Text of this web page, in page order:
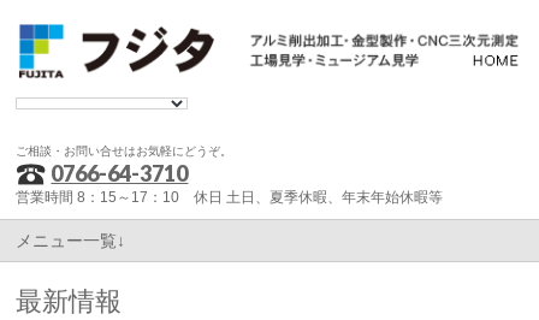
ご相談・お問い合せはお気軽にどうぞ。
0766-64-3710
営業時間 8：15～17：10 休日 土日、夏季休暇、年末年始休暇等
メニュー一覧↓
最新情報